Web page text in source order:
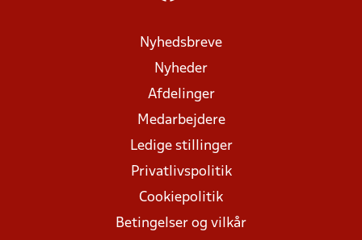
Nyhedsbreve
Nyheder
Afdelinger
Medarbejdere
Ledige stillinger
Privatlivspolitik
Cookiepolitik
Betingelser og vilkår